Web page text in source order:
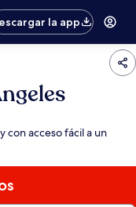
la app
con acceso fácil a un